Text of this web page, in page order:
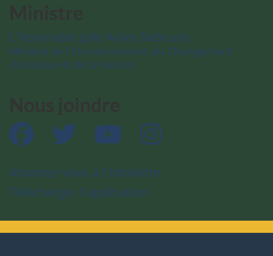
L’honorable Julie Aviva Dabrusin
Ministre de l’Environnement, du Changement
climatique et de la Nature
Facebook Twitter YouTube
Abonnez-vous à l’infolettre
Téléchargez l’application